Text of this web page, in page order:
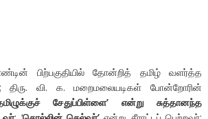
பிற்பகுதியில் தோன்றித் தமிழ் வளர்த்த
திரு. வி. க. மறைமலையடிகள் போன்றோரின்
சேதுப்பிள்ளை’ என்று சுத்தானந்த